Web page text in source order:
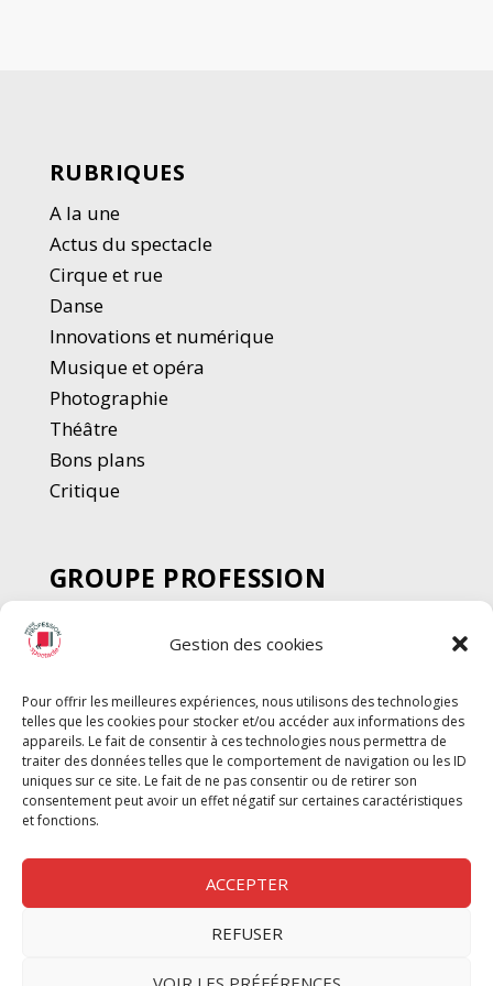
Gestion des cookies
Pour offrir les meilleures expériences, nous utilisons des technologies
telles que les cookies pour stocker et/ou accéder aux informations des
appareils. Le fait de consentir à ces technologies nous permettra de
traiter des données telles que le comportement de navigation ou les ID
uniques sur ce site. Le fait de ne pas consentir ou de retirer son
consentement peut avoir un effet négatif sur certaines caractéristiques
et fonctions.
ACCEPTER
REFUSER
RUBRIQUES
A la une
Actus du spectacle
Cirque et rue
Danse
Innovations et numérique
Musique et opéra
Photographie
Théâtre
Bons plans
Critique
GROUPE PROFESSION
SPECTACLE
Chèque Intermittents
Chèque Compta
Chèque Emploi Spectacle
G-Pods
Profession Audio-visuel
Nous contacter